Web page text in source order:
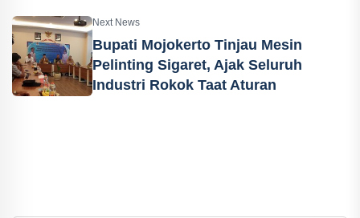
Next News
Bupati Mojokerto Tinjau Mesin
Pelinting Sigaret, Ajak Seluruh
Industri Rokok Taat Aturan